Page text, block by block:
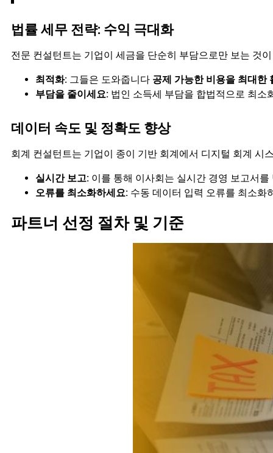
법률 세무 전략: 수익 극대화
전문 컨설턴트는 기업이 세금을 단순히 부담으로만 보는 것
최적화: 그들은 도와줍니다 공제 가능한 비용을 최대한
부담을 줄이세요: 법인 소득세 부담을 합법적으로 최소
데이터 속도 및 정확도 향상
회계 컨설턴트는 기업이 종이 기반 회계에서 디지털 회계
실시간 보고: 이를 통해 이사회는 실시간 경영 보고서
오류를 최소화하세요: 수동 데이터 입력 오류를 최소
파트너 선정 절차 및 기준